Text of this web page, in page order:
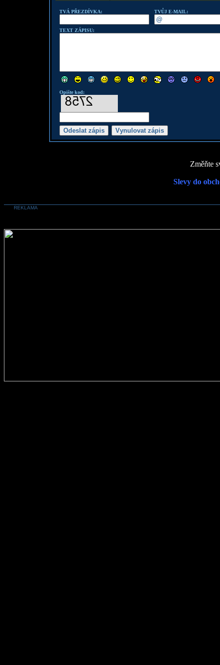
TVÁ PŘEZDÍVKA: TVŮJ E-MAIL:
TEXT ZÁPISU:
Opište kod:
Změňte
Slevy do
REKLAMA